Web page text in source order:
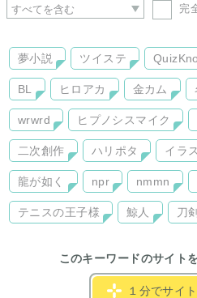
完
夢小説 ツイステ
BL ヒロアカ 金カム
wrwrd ヒプノシスマイク
二次創作 ハリポタ イラ
龍が如く npr nmmn
テニスの王子様 鯨人 刀
このキーワードのサイト
１分でサイ